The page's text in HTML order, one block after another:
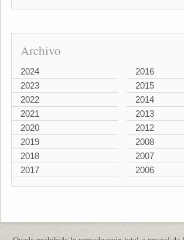
Archivo
2024
2023
2022
2021
2020
2019
2018
2017
2016
2015
2014
2013
2012
2008
2007
2006